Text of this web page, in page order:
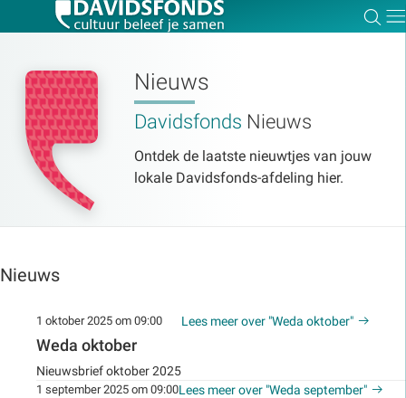
Nieuws
Davidsfonds Nieuws
Ontdek de laatste nieuwtjes van jouw
lokale Davidsfonds-afdeling hier.
Nieuws
1 oktober 2025 om 09:00
Weda oktober
Nieuwsbrief oktober 2025
Lees meer over "Weda oktober"
1 september 2025 om 09:00Lees meer over "Weda september"
Zoek:
Zoeken